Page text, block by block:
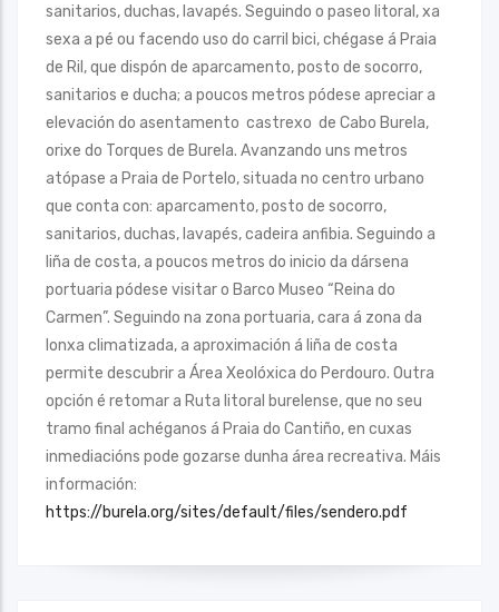
sanitarios, duchas, lavapés. Seguindo o paseo litoral, xa
sexa a pé ou facendo uso do carril bici, chégase á Praia
de Ril, que dispón de aparcamento, posto de socorro,
sanitarios e ducha; a poucos metros pódese apreciar a
elevación do asentamento castrexo de Cabo Burela,
orixe do Torques de Burela. Avanzando uns metros
atópase a Praia de Portelo, situada no centro urbano
que conta con: aparcamento, posto de socorro,
sanitarios, duchas, lavapés, cadeira anfibia. Seguindo a
liña de costa, a poucos metros do inicio da dársena
portuaria pódese visitar o Barco Museo “Reina do
Carmen”. Seguindo na zona portuaria, cara á zona da
lonxa climatizada, a aproximación á liña de costa
permite descubrir a Área Xeolóxica do Perdouro. Outra
opción é retomar a Ruta litoral burelense, que no seu
tramo final achéganos á Praia do Cantiño, en cuxas
inmediacións pode gozarse dunha área recreativa. Máis
información:
https://burela.org/sites/default/files/sendero.pdf